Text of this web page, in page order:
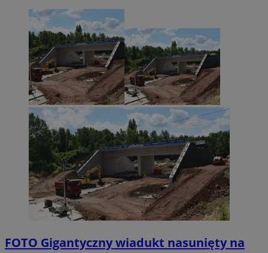
FOTO Gigantyczny wiadukt nasunięty na